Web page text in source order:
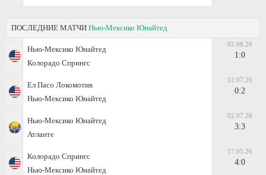
ПОСЛЕДНИЕ МАТЧИ Нью-Мексико Юнайтед
Нью-Мексико Юнайтед
Колорадо Спрингс
02.08.26
1:0
Ел Пасо Локомотив
Нью-Мексико Юнайтед
12.07.26
0:2
Нью-Мексико Юнайтед
Атланте
02.07.26
3:3
Колорадо Спрингс
Нью-Мексико Юнайтед
17.05.26
4:0